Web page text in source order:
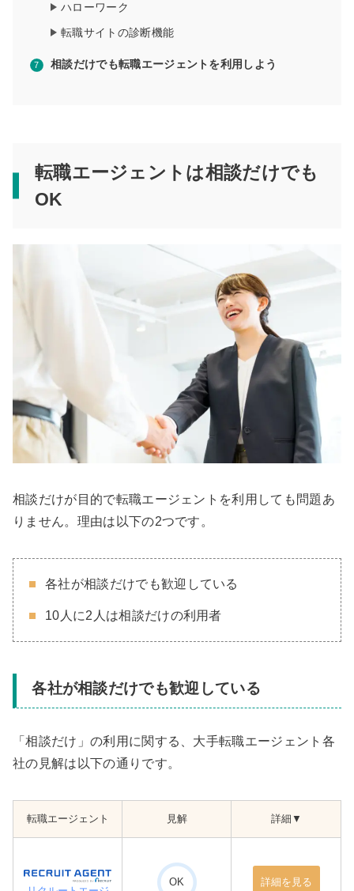
ハローワーク
転職サイトの診断機能
相談だけでも転職エージェントを利用しよう
転職エージェントは相談だけでも
OK
相談だけが目的で転職エージェントを利用しても問題あ
りません。理由は以下の2つです。
各社が相談だけでも歓迎している
10人に2人は相談だけの利用者
各社が相談だけでも歓迎している
「相談だけ」の利用に関する、大手転職エージェント各
社の見解は以下の通りです。
転職エージェント 見解 詳細▼
OK 詳細を見る